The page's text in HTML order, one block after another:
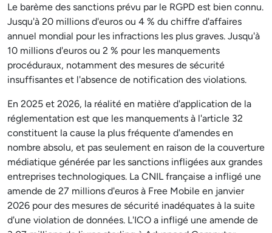
Le barème des sanctions prévu par le RGPD est bien connu.
Jusqu'à 20 millions d'euros ou 4 % du chiffre d'affaires
annuel mondial pour les infractions les plus graves. Jusqu'à
10 millions d'euros ou 2 % pour les manquements
procéduraux, notamment des mesures de sécurité
insuffisantes et l'absence de notification des violations.
En 2025 et 2026, la réalité en matière d'application de la
réglementation est que les manquements à l'article 32
constituent la cause la plus fréquente d'amendes en
nombre absolu, et pas seulement en raison de la couverture
médiatique générée par les sanctions infligées aux grandes
entreprises technologiques. La CNIL française a infligé une
amende de 27 millions d'euros à Free Mobile en janvier
2026 pour des mesures de sécurité inadéquates à la suite
d'une violation de données. L'ICO a infligé une amende de